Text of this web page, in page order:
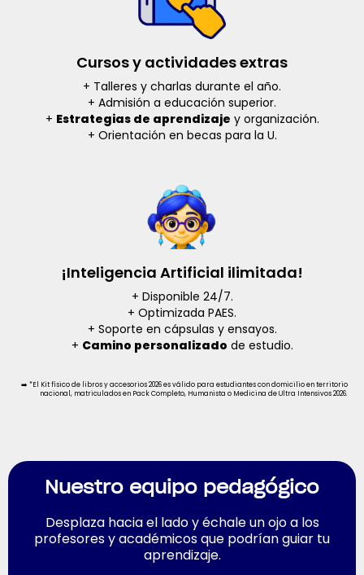
Cursos y actividades extras
+ Talleres y charlas durante el año.
+ Admisión a educación superior.
+ Estrategias de aprendizaje y organización.
+ Orientación en becas para la U.
¡Inteligencia Artificial ilimitada!
+ Disponible 24/7.
+ Optimizada PAES.
+ Soporte en cápsulas y ensayos.
+ Camino personalizado de estudio.
➡️ *El Kit físico de libros y accesorios 2026 es válido para estudiantes con domicilio en territorio
nacional, matriculados en Pack Completo, Humanista o Medicina de Ultra Intensivos 2026.
Nuestro equipo pedagógico
Desplaza hacia el lado y échale un ojo a los
profesores y académicos que podrían guiar tu
aprendizaje.